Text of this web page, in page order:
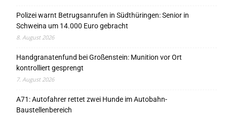
Polizei warnt Betrugsanrufen in Südthüringen: Senior in
Schweina um 14.000 Euro gebracht
8. August 2026
Handgranatenfund bei Großenstein: Munition vor Ort
kontrolliert gesprengt
7. August 2026
A71: Autofahrer rettet zwei Hunde im Autobahn-
Baustellenbereich